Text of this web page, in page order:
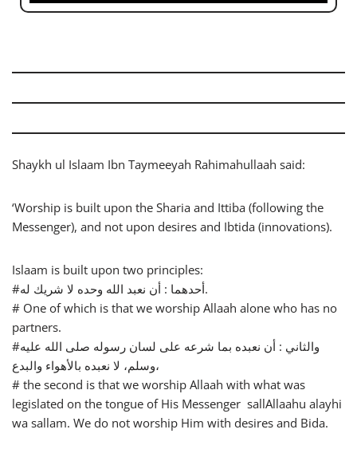
Shaykh ul Islaam Ibn Taymeeyah Rahimahullaah said:
‘Worship is built upon the Sharia and Ittiba (following the
Messenger), and not upon desires and Ibtida (innovations).
Islaam is built upon two principles:
#أحدهما : أن نعبد الله وحده لا شريك له.
# One of which is that we worship Allaah alone who has no
partners.
#والثاني : أن نعبده بما شرعه على لسان رسوله صلى الله عليه
وسلم، لا نعبده بالأهواء والبدع،
# the second is that we worship Allaah with what was
legislated on the tongue of His Messenger sallAllaahu alayhi
wa sallam. We do not worship Him with desires and Bida.